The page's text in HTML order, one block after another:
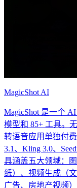
MagicShot AI
MagicShot 是一个
模型和 85+ 工具。
转语音应用单独付
3.1、Kling 3.0、
具涵盖五大领域：
纸）、视频生成（
广告、房地产视频